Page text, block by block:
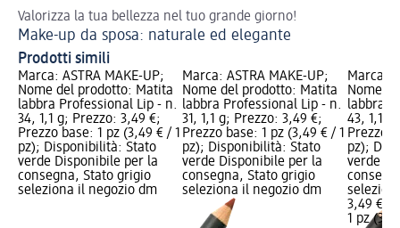
Valorizza la tua bellezza nel tuo grande giorno!
Make-up da sposa: naturale ed elegante
Prodotti simili
Marca: ASTRA MAKE-UP;
Nome del prodotto: Matita
labbra Professional Lip - n.
34, 1,1 g; Prezzo: 3,49 €;
Prezzo base: 1 pz (3,49 € / 1
pz); Disponibilità: Stato
verde Disponibile per la
consegna, Stato grigio
seleziona il negozio dm
Marca: ASTRA MAKE-UP;
Nome del prodotto: Matita
labbra Professional Lip - n.
31, 1,1 g; Prezzo: 3,49 €;
Prezzo base: 1 pz (3,49 € / 1
pz); Disponibilità: Stato
verde Disponibile per la
consegna, Stato grigio
seleziona il negozio dm
Marca:
Nome
labbra
43, 1,1
Prezzo
pz);
verde
3,49 €
1 pz